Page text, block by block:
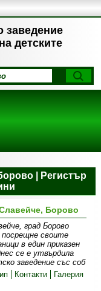
заведение
детските
| Регистър
Борово
град Борово
своите
в един приказен
се е утвърдила
заведение със соб
Контакти Галерия